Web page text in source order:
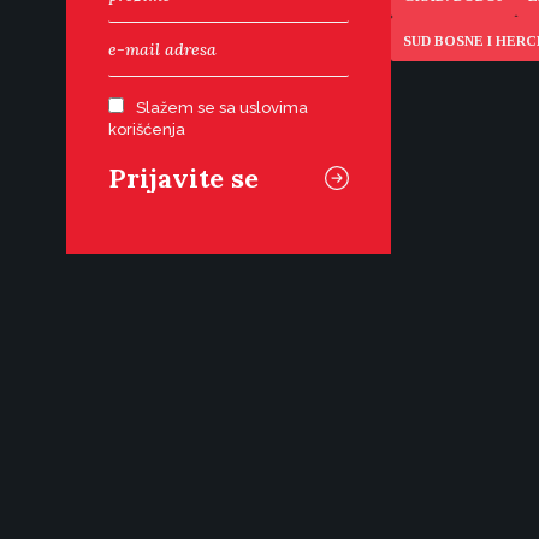
Slažem se sa uslovima
korišćenja
SUD BOSNE I